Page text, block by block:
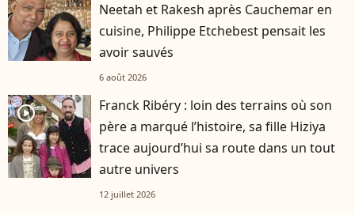
Neetah et Rakesh après Cauchemar en
cuisine, Philippe Etchebest pensait les
avoir sauvés
6 août 2026
player2
Franck Ribéry : loin des terrains où son
père a marqué l’histoire, sa fille Hiziya
trace aujourd’hui sa route dans un tout
autre univers
12 juillet 2026